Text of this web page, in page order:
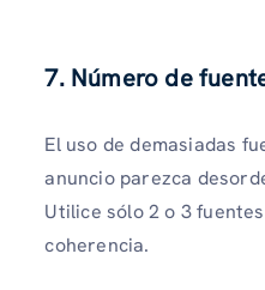
7. Número de
El uso de demasiadas
anuncio parezca
Utilice sólo 2 o 3
coherencia.